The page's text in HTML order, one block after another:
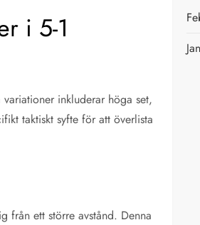
i 5-1
inkluderar höga set,
taktiskt syfte för att överlista
från ett större avstånd. Denna